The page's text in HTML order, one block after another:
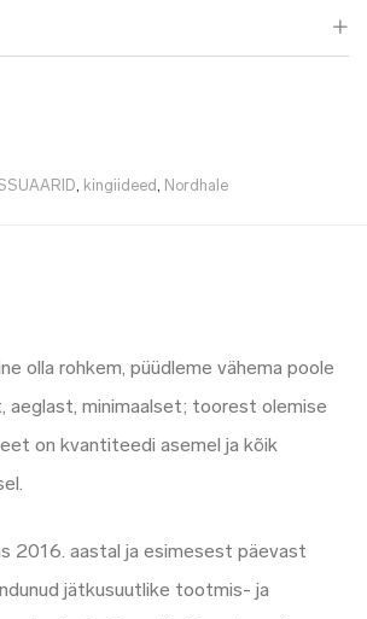
, kingiideed, Nordhale
olla rohkem, püüdleme vähema poole
aeglast, minimaalset; toorest olemise
on kvantiteedi asemel ja kõik
2016. aastal ja esimesest päevast
jätkusuutlike tootmis- ja